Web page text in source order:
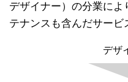
デザイナー）の分業に
テナンスも含んだサービ
デザ